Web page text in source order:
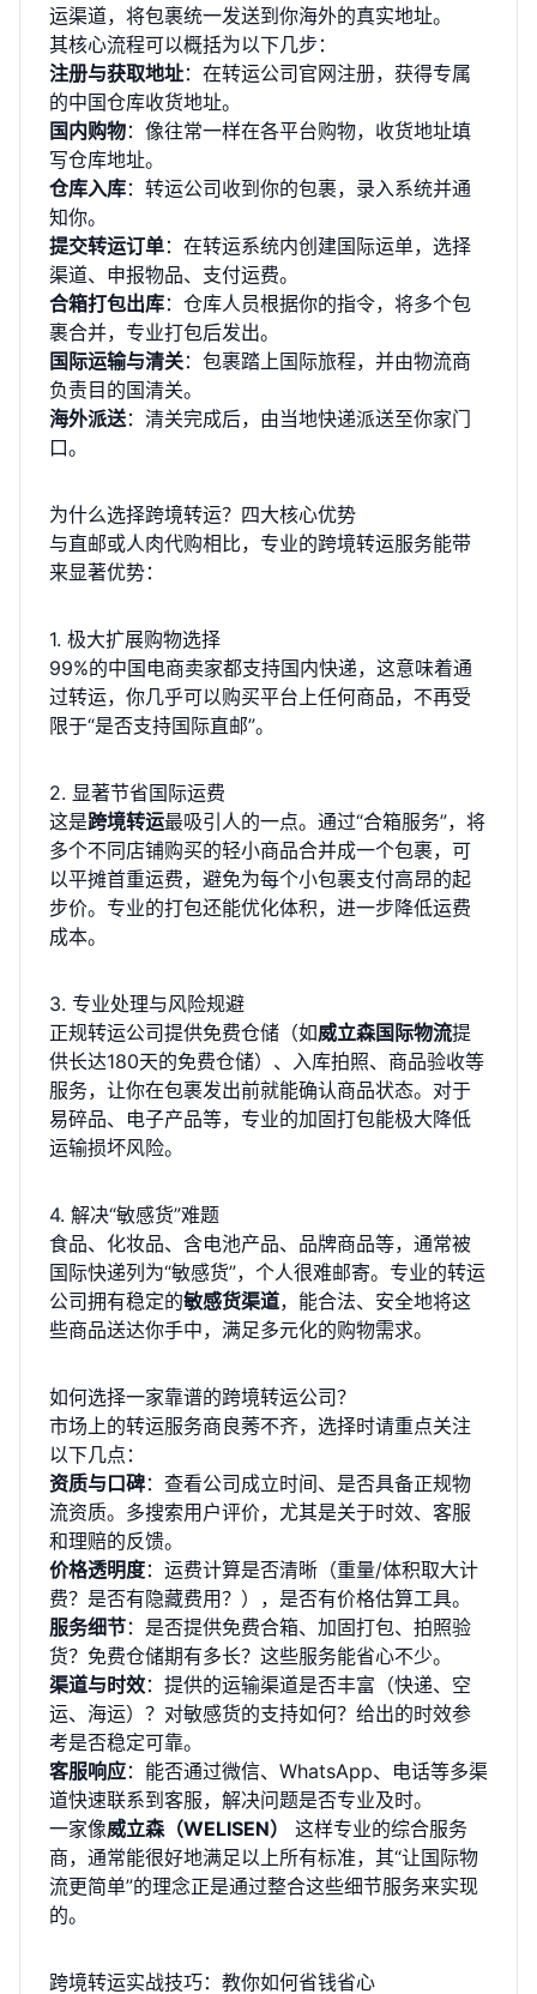
运渠道，将包裹统一发送到你海外的真实地址。
其核心流程可以概括为以下几步：
注册与获取地址：在转运公司官网注册，获得专属
的中国仓库收货地址。
国内购物：像往常一样在各平台购物，收货地址填
写仓库地址。
仓库入库：转运公司收到你的包裹，录入系统并通
知你。
提交转运订单：在转运系统内创建国际运单，选择
渠道、申报物品、支付运费。
合箱打包出库：仓库人员根据你的指令，将多个包
裹合并，专业打包后发出。
国际运输与清关：包裹踏上国际旅程，并由物流商
负责目的国清关。
海外派送：清关完成后，由当地快递派送至你家门
口。
为什么选择跨境转运？四大核心优势
与直邮或人肉代购相比，专业的跨境转运服务能带
来显著优势：
1. 极大扩展购物选择
99%的中国电商卖家都支持国内快递，这意味着通
过转运，你几乎可以购买平台上任何商品，不再受
限于“是否支持国际直邮”。
2. 显著节省国际运费
这是跨境转运最吸引人的一点。通过“合箱服务”，将
多个不同店铺购买的轻小商品合并成一个包裹，可
以平摊首重运费，避免为每个小包裹支付高昂的起
步价。专业的打包还能优化体积，进一步降低运费
成本。
3. 专业处理与风险规避
正规转运公司提供免费仓储（如威立森国际物流提
供长达180天的免费仓储）、入库拍照、商品验收等
服务，让你在包裹发出前就能确认商品状态。对于
易碎品、电子产品等，专业的加固打包能极大降低
运输损坏风险。
4. 解决“敏感货”难题
食品、化妆品、含电池产品、品牌商品等，通常被
国际快递列为“敏感货”，个人很难邮寄。专业的转运
公司拥有稳定的敏感货渠道，能合法、安全地将这
些商品送达你手中，满足多元化的购物需求。
如何选择一家靠谱的跨境转运公司？
市场上的转运服务商良莠不齐，选择时请重点关注
以下几点：
资质与口碑：查看公司成立时间、是否具备正规物
流资质。多搜索用户评价，尤其是关于时效、客服
和理赔的反馈。
价格透明度：运费计算是否清晰（重量/体积取大计
费？是否有隐藏费用？），是否有价格估算工具。
服务细节：是否提供免费合箱、加固打包、拍照验
货？免费仓储期有多长？这些服务能省心不少。
渠道与时效：提供的运输渠道是否丰富（快递、空
运、海运）？对敏感货的支持如何？给出的时效参
考是否稳定可靠。
客服响应：能否通过微信、WhatsApp、电话等多渠
道快速联系到客服，解决问题是否专业及时。
一家像威立森（WELISEN）
这样专业的综合服务
商，通常能很好地满足以上所有标准，其“让国际物
流更简单”的理念正是通过整合这些细节服务来实现
的。
跨境转运实战技巧：教你如何省钱省心